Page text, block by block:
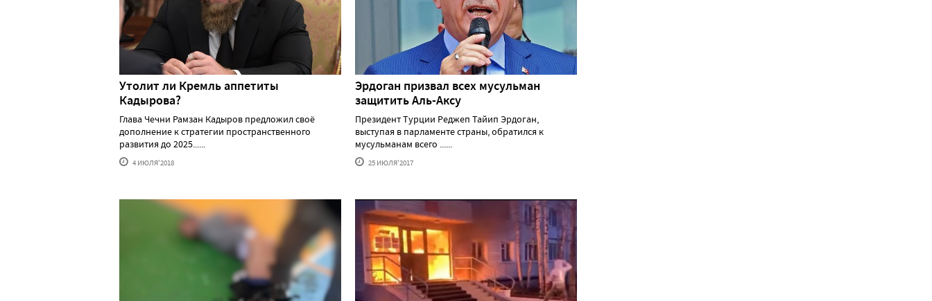
Утолит ли Кремль аппетиты
Кадырова?
Глава Чечни Рамзан Кадыров предложил своё
дополнение к стратегии пространственного
развития до 2025......
4 ИЮЛЯ'2018
Эрдоган призвал всех мусульман
защитить Аль-Аксу
Президент Турции Реджеп Тайип Эрдоган,
выступая в парламенте страны, обратился к
мусульманам всего ......
25 ИЮЛЯ'2017